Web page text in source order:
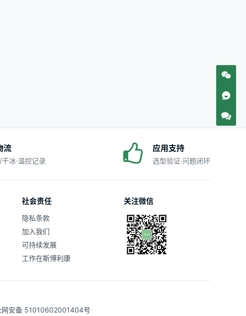
流
冰·温控记录
应用支持
选型验证·问题闭环
社会责任
隐私条款
加入我们
可持续发展
工作在斯博利康
关注微信
网安备 51010602001404号